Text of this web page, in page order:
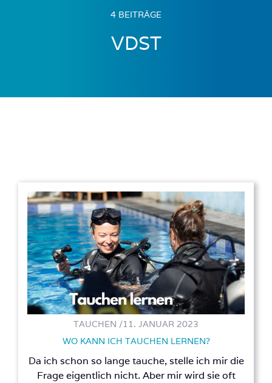
4 BEITRÄGE
VDST
TAUCHEN /11. JANUAR 2023
WO KANN ICH TAUCHEN LERNEN?
Da ich schon so lange tauche, stelle ich mir die
Frage eigentlich nicht. Aber mir wird sie oft